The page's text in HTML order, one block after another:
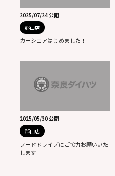
2025/07/24 公開
郡山店
カーシェアはじめました！
2025/05/30 公開
郡山店
フードドライブにご協力お願いいた
します